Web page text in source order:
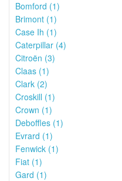
Bomford (1)
Brimont (1)
Case Ih (1)
Caterpillar (4)
Citroën (3)
Claas (1)
Clark (2)
Croskill (1)
Crown (1)
Deboffles (1)
Evrard (1)
Fenwick (1)
Fiat (1)
Gard (1)